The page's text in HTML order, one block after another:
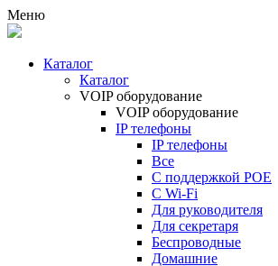
Меню
Каталог
Каталог
VOIP оборудование
VOIP оборудование
IP телефоны
IP телефоны
Все
С поддержкой POE
C Wi-Fi
Для руководителя
Для секретаря
Беспроводные
Домашние